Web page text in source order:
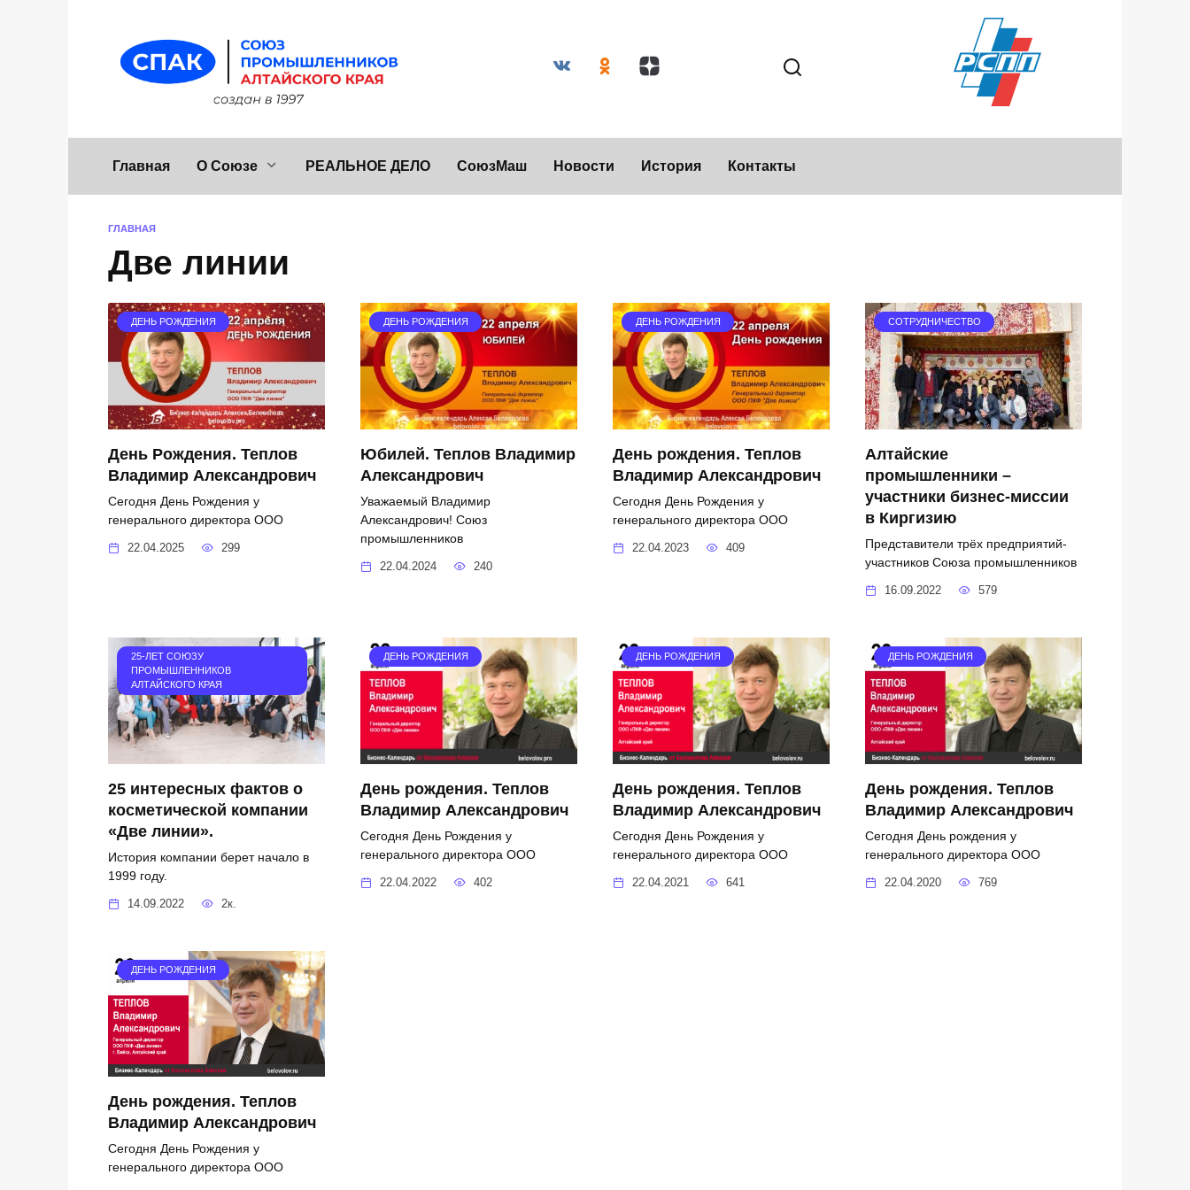
Главная О Союзе РЕАЛЬНОЕ ДЕЛО СоюзМаш Новости История Контакты
ГЛАВНАЯ
Две линии
ДЕНЬ РОЖДЕНИЯ
День Рождения. Теплов
Владимир Александрович
Сегодня День Рождения у
генерального директора ООО
22.04.2025 299
ДЕНЬ РОЖДЕНИЯ
Юбилей. Теплов Владимир
Александрович
Уважаемый Владимир
Александрович! Союз
промышленников
22.04.2024 240
ДЕНЬ РОЖДЕНИЯ
День рождения. Теплов
Владимир Александрович
Сегодня День Рождения у
генерального директора ООО
22.04.2023 409
СОТРУДНИЧЕСТВО
Алтайские
промышленники –
участники бизнес-миссии
в Киргизию
Представители трёх предприятий-
участников Союза промышленников
16.09.2022 579
25-ЛЕТ СОЮЗУ
ПРОМЫШЛЕННИКОВ
АЛТАЙСКОГО КРАЯ
25 интересных фактов о
косметической компании
«Две линии».
История компании берет начало в
1999 году.
14.09.2022 2к.
ДЕНЬ РОЖДЕНИЯ
День рождения. Теплов
Владимир Александрович
Сегодня День Рождения у
генерального директора ООО
22.04.2022 402
ДЕНЬ РОЖДЕНИЯ
День рождения. Теплов
Владимир Александрович
Сегодня День Рождения у
генерального директора ООО
22.04.2021 641
ДЕНЬ РОЖДЕНИЯ
День рождения. Теплов
Владимир Александрович
Сегодня День рождения у
генерального директора ООО
22.04.2020 769
ДЕНЬ РОЖДЕНИЯ
День рождения. Теплов
Владимир Александрович
Сегодня День Рождения у
генерального директора ООО